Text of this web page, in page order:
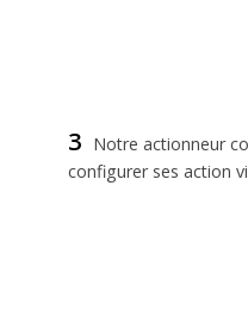
3
Notre actionneur
configurer ses action